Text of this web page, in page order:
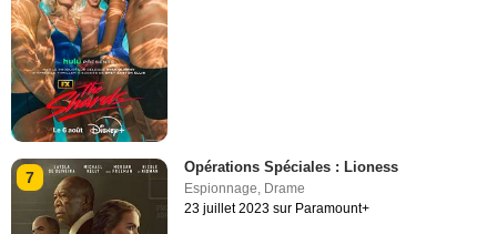
7
Opérations Spéciales : Lioness
Espionnage, Drame
23 juillet 2023 sur Paramount+